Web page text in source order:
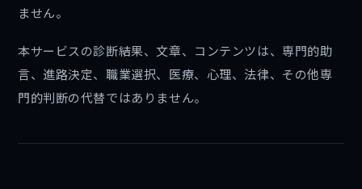
ません。
本サービスの診断結果、文章、コンテンツは、専門的助
言、進路決定、職業選択、医療、心理、法律、その他専
門的判断の代替ではありません。